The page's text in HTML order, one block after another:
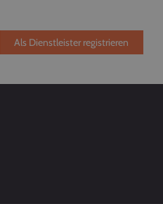
Als Dienstleister registrieren